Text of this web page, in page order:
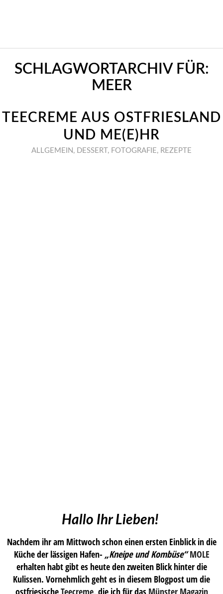
SCHLAGWORTARCHIV FÜR:
MEER
TEECREME AUS OSTFRIESLAND
UND ME(E)HR
ALLGEMEIN , DESSERT , FOTOGRAFIE, REZEPTE
Hallo Ihr Lieben!
Nachdem ihr am Mittwoch schon einen ersten Einblick in die
Küche der lässigen Hafen- „Kneipe und Kombüse“ MOLE
erhalten habt gibt es heute den zweiten Blick hinter die
Kulissen. Vornehmlich geht es in diesem Blogpost um die
ostfriesischeTeecreme, die ich für das Münster Magazin